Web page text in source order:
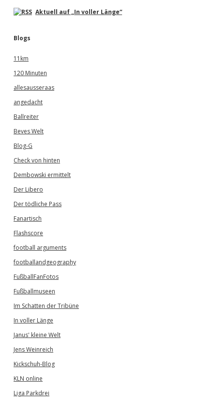
Aktuell auf „In voller Länge“
Blogs
11km
120 Minuten
allesausseraas
angedacht
Ballreiter
Beves Welt
Blog-G
Check von hinten
Dembowski ermittelt
Der Libero
Der tödliche Pass
Fanartisch
Flashscore
football arguments
footballandgeography
FußballFanFotos
Fußballmuseen
Im Schatten der Tribüne
In voller Länge
Janus' kleine Welt
Jens Weinreich
Kickschuh-Blog
KLN online
Liga Parkdrei